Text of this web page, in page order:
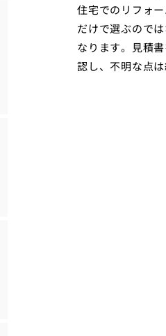
住宅でのリフォ
だけで選ぶので
なります。見積
認し、不明な点